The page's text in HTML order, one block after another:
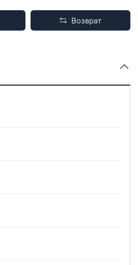
Возврат